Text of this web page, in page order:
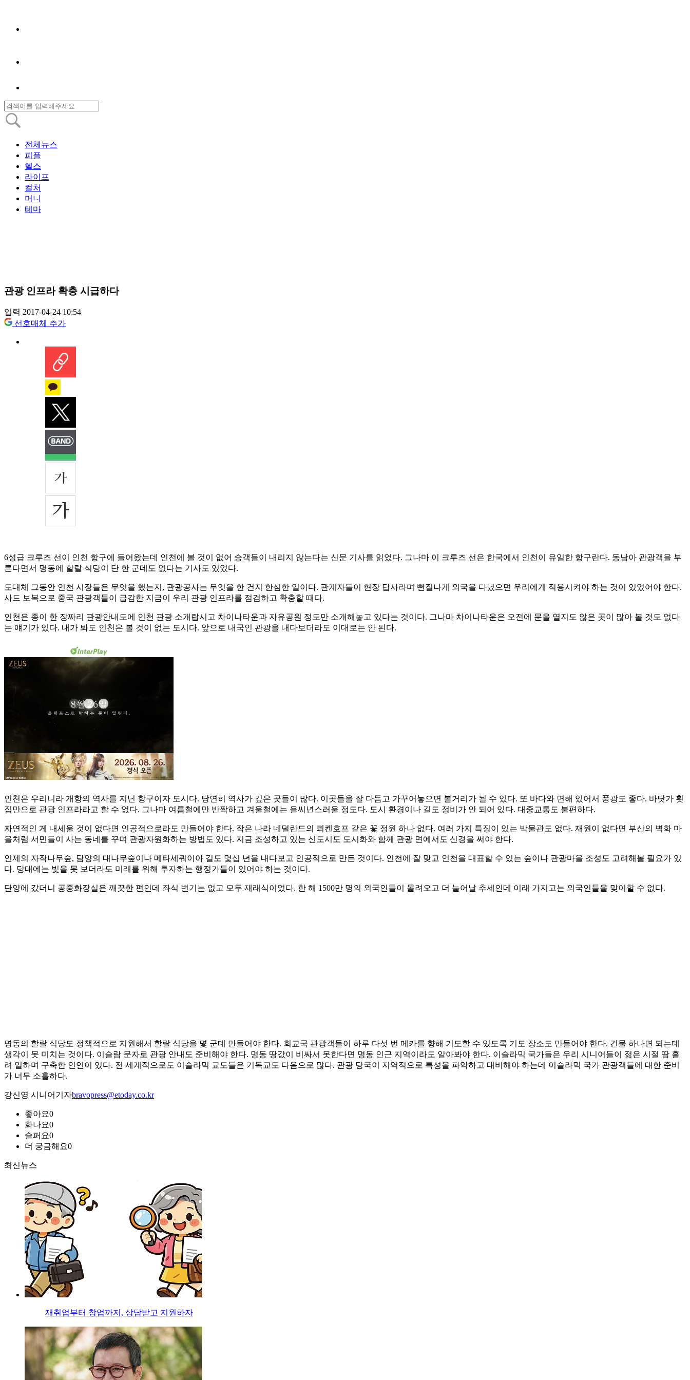
전체뉴스
피플
헬스
라이프
컬처
머니
테마
관광 인프라 확충 시급하다
입력 2017-04-24 10:54
선호매체 추가
6성급 크루즈 선이 인천 항구에 들어왔는데 인천에 볼 것이 없어 승객들이 내리지 않는다는 신문 기사를 읽었다. 그나마 이 크루즈 선은 한국에서 인천이 유일한 항구란다. 동남아 관광객을 부
른다면서 명동에 할랄 식당이 단 한 군데도 없다는 기사도 있었다.
도대체 그동안 인천 시장들은 무엇을 했는지, 관광공사는 무엇을 한 건지 한심한 일이다. 관계자들이 현장 답사라며 뻔질나게 외국을 다녔으면 우리에게 적용시켜야 하는 것이 있었어야 한다.
사드 보복으로 중국 관광객들이 급감한 지금이 우리 관광 인프라를 점검하고 확충할 때다.
인천은 종이 한 장짜리 관광안내도에 인천 관광 소개랍시고 차이나타운과 자유공원 정도만 소개해놓고 있다는 것이다. 그나마 차이나타운은 오전에 문을 열지도 않은 곳이 많아 볼 것도 없다
는 얘기가 있다. 내가 봐도 인천은 볼 것이 없는 도시다. 앞으로 내국인 관광을 내다보더라도 이대로는 안 된다.
인천은 우리니라 개항의 역사를 지닌 항구이자 도시다. 당연히 역사가 깊은 곳들이 많다. 이곳들을 잘 다듬고 가꾸어놓으면 볼거리가 될 수 있다. 또 바다와 면해 있어서 풍광도 좋다. 바닷가 횟
집만으로 관광 인프라라고 할 수 없다. 그나마 여름철에만 반짝하고 겨울철에는 을씨년스러울 정도다. 도시 환경이나 길도 정비가 안 되어 있다. 대중교통도 불편하다.
자연적인 게 내세울 것이 없다면 인공적으로라도 만들어야 한다. 작은 나라 네덜란드의 쾨켄호프 같은 꽃 정원 하나 없다. 여러 가지 특징이 있는 박물관도 없다. 재원이 없다면 부산의 벽화 마
을처럼 서민들이 사는 동네를 꾸며 관광자원화하는 방법도 있다. 지금 조성하고 있는 신도시도 도시화와 함께 관광 면에서도 신경을 써야 한다.
인제의 자작나무숲, 담양의 대나무숲이나 메타세쿼이아 길도 몇십 년을 내다보고 인공적으로 만든 것이다. 인천에 잘 맞고 인천을 대표할 수 있는 숲이나 관광마을 조성도 고려해볼 필요가 있
다. 당대에는 빛을 못 보더라도 미래를 위해 투자하는 행정가들이 있어야 하는 것이다.
단양에 갔더니 공중화장실은 깨끗한 편인데 좌식 변기는 없고 모두 재래식이었다. 한 해 1500만 명의 외국인들이 몰려오고 더 늘어날 추세인데 이래 가지고는 외국인들을 맞이할 수 없다.
명동의 할랄 식당도 정책적으로 지원해서 할랄 식당을 몇 군데 만들어야 한다. 회교국 관광객들이 하루 다섯 번 메카를 향해 기도할 수 있도록 기도 장소도 만들어야 한다. 건물 하나면 되는데
생각이 못 미치는 것이다. 이슬람 문자로 관광 안내도 준비해야 한다. 명동 땅값이 비싸서 못한다면 명동 인근 지역이라도 알아봐야 한다. 이슬라믹 국가들은 우리 시니어들이 젊은 시절 땀 흘
려 일하며 구축한 인연이 있다. 전 세계적으로도 이슬라믹 교도들은 기독교도 다음으로 많다. 관광 당국이 지역적으로 특성을 파악하고 대비해야 하는데 이슬라믹 국가 관광객들에 대한 준비
가 너무 소홀하다.
강신영 시니어기자bravopress@etoday.co.kr
좋아요0
화나요0
슬퍼요0
더 궁금해요0
최신뉴스
재취업부터 창업까지, 상담받고 지원하자